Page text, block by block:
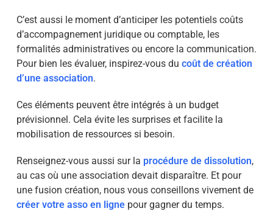
C’est aussi le moment d’anticiper les potentiels coûts
d’accompagnement juridique ou comptable, les
formalités administratives ou encore la communication.
Pour bien les évaluer, inspirez-vous du coût de création
d’une association.
Ces éléments peuvent être intégrés à un budget
prévisionnel. Cela évite les surprises et facilite la
mobilisation de ressources si besoin.
Renseignez-vous aussi sur la procédure de dissolution,
au cas où une association devait disparaître. Et pour
une fusion création, nous vous conseillons vivement de
créer votre asso en lignepour gagner du temps.